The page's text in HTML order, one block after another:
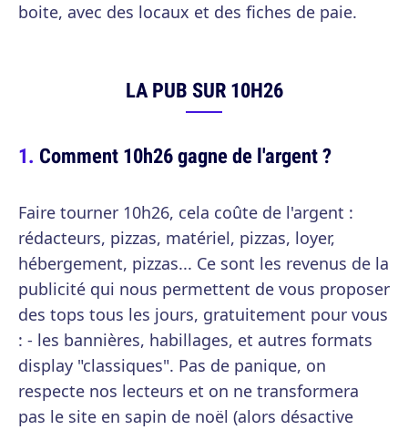
boite, avec des locaux et des fiches de paie.
LA PUB SUR 10H26
Comment 10h26 gagne de l'argent ?
Faire tourner 10h26, cela coûte de l'argent :
rédacteurs, pizzas, matériel, pizzas, loyer,
hébergement, pizzas... Ce sont les revenus de la
publicité qui nous permettent de vous proposer
des tops tous les jours, gratuitement pour vous
: - les bannières, habillages, et autres formats
display "classiques". Pas de panique, on
respecte nos lecteurs et on ne transformera
pas le site en sapin de noël (alors désactive